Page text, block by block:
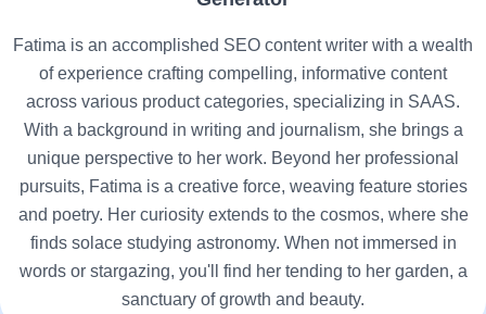
Fatima is an accomplished SEO content writer with a wealth
of experience crafting compelling, informative content
across various product categories, specializing in SAAS.
With a background in writing and journalism, she brings a
unique perspective to her work. Beyond her professional
pursuits, Fatima is a creative force, weaving feature stories
and poetry. Her curiosity extends to the cosmos, where she
finds solace studying astronomy. When not immersed in
words or stargazing, you'll find her tending to her garden, a
sanctuary of growth and beauty.